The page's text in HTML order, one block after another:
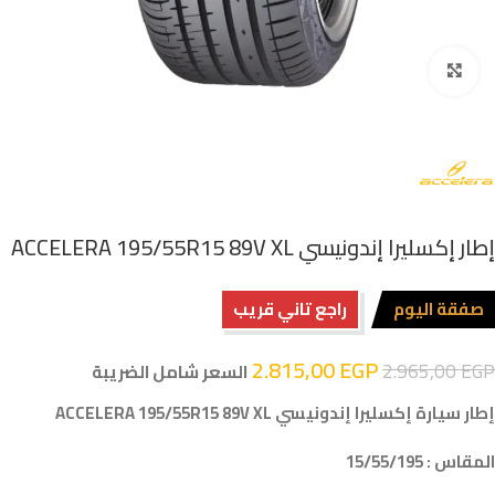
إطار إكسليرا إندونيسي ACCELERA 195/55R15 89V XL
صفقة اليوم راجع تاني قريب
2.965,00EGP
2.815,00EGP
السعر شامل الضريبة
إطار سيارة إكسليرا إندونيسي ACCELERA 195/55R15 89V XL
المقاس : 15/55/195